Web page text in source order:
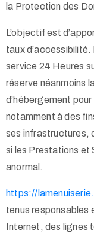
la Protection des
L’objectif est
taux d’accessibilité.
service 24 Heures
réserve néanmoins
d’hébergement
notamment à des
ses infrastructures,
si les Prestations et
anormal.
https://
tenus responsables
Internet, des lignes